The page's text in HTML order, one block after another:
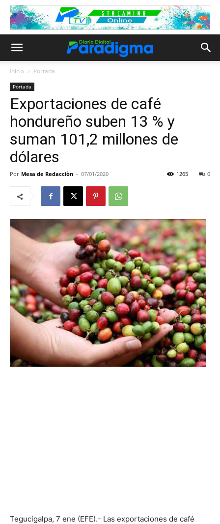
Inicio Portada
Portada
Exportaciones de café
hondureño suben 13 % y
suman 101,2 millones de
dólares
Por Mesa de Redacciòn - 07/01/2020 0
1265
Tegucigalpa, 7 ene (EFE).- Las exportaciones de café